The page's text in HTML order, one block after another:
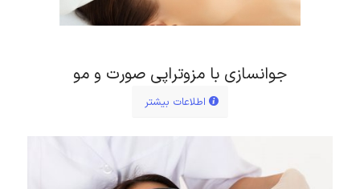
جوانسازی با مزوتراپی صورت و مو
اطلاعات بیشتر